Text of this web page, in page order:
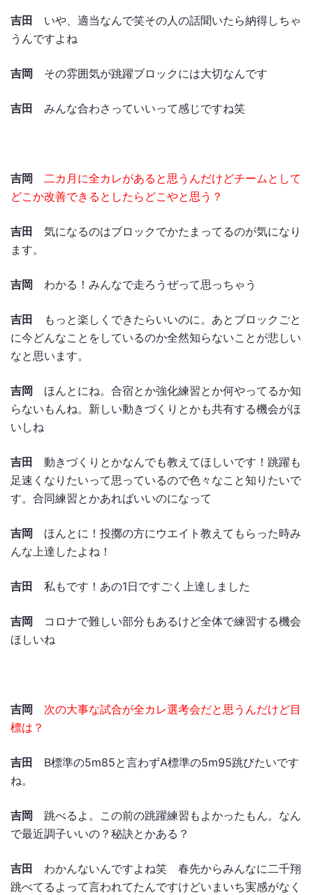
吉田 いや、適当なんで笑その人の話聞いたら納得しちゃ
うんですよね
吉岡 その雰囲気が跳躍ブロックには大切なんです
吉田 みんな合わさっていいって感じですね笑
吉岡
二カ月に全カレがあると思うんだけどチームとして
どこか改善できるとしたらどこやと思う？
吉田 気になるのはブロックでかたまってるのが気になり
ます。
吉岡 わかる！みんなで走ろうぜって思っちゃう
吉田 もっと楽しくできたらいいのに。あとブロックごと
に今どんなことをしているのか全然知らないことが悲しい
なと思います。
吉岡 ほんとにね。合宿とか強化練習とか何やってるか知
らないもんね。新しい動きづくりとかも共有する機会がほ
いしね
吉田 動きづくりとかなんでも教えてほしいです！跳躍も
足速くなりたいって思っているので色々なこと知りたいで
す。合同練習とかあればいいのになって
吉岡 ほんとに！投擲の方にウエイト教えてもらった時み
んな上達したよね！
吉田 私もです！あの1日ですごく上達しました
吉岡 コロナで難しい部分もあるけど全体で練習する機会
ほしいね
吉岡 次の大事な試合が全カレ選考会だと思うんだけど目
標は？
吉田 B標準の5m85と言わずA標準の5m95跳びたいです
ね。
吉岡 跳べるよ。この前の跳躍練習もよかったもん。なん
で最近調子いいの？秘訣とかある？
吉田 わかんないんですよね笑 春先からみんなに二千翔
跳べてるよって言われてたんですけどいまいち実感がなく